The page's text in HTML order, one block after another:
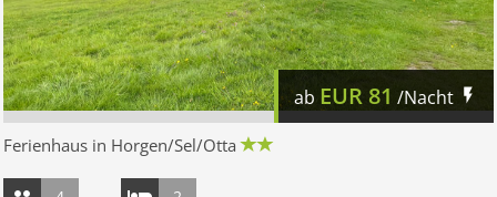
ab EUR 81 /Nacht
Ferienhaus in Horgen/Sel/Otta